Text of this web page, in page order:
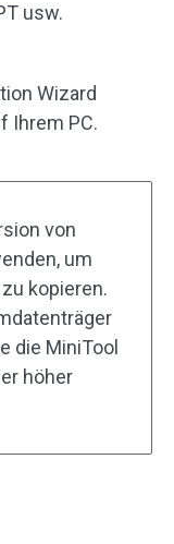
usw.
Wizard
Ihrem PC.
von
um
kopieren.
die MiniTool
höher